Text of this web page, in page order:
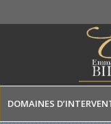
DOMAINES